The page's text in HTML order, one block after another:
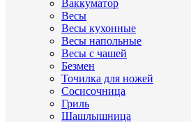
Ваккуматор
Весы
Весы кухонные
Весы напольные
Весы с чашей
Безмен
Точилка для ножей
Сосисочница
Гриль
Шашлышница